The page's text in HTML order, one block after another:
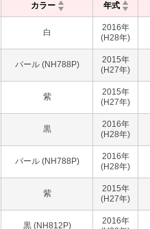
カラー 年式
白 2016年
(H28年)
パール (NH788P) 2015年
(H27年)
紫 2015年
(H27年)
黒 2016年
(H28年)
パール (NH788P) 2016年
(H28年)
紫 2015年
(H27年)
黒 (NH812P) 2016年